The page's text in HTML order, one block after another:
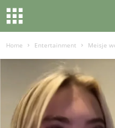
Home Entertainment Meisje